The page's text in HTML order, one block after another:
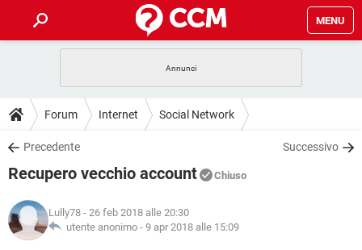
MENU
INTRATTENIMENTO ANDROID
iOS
INSTAGRAM WHATSAPP
TIKTOK
HARDWARE
GUIDE
COVID-19
INSTAGRAM
TIKTOK
DOWNLOAD
COVID-19 GAMING
INTRATTENIMENTO
iOS WINDOWS 10
FORUM
COVID-19
INTRATTENIMENTO
GLOSSARIO
Forum Internet Social Network
Precedente Successivo
Recupero vecchio account Chiuso
Lully78 - 26 feb 2018 alle 20:30
utente anonimo - 9 apr 2018 alle 15:09